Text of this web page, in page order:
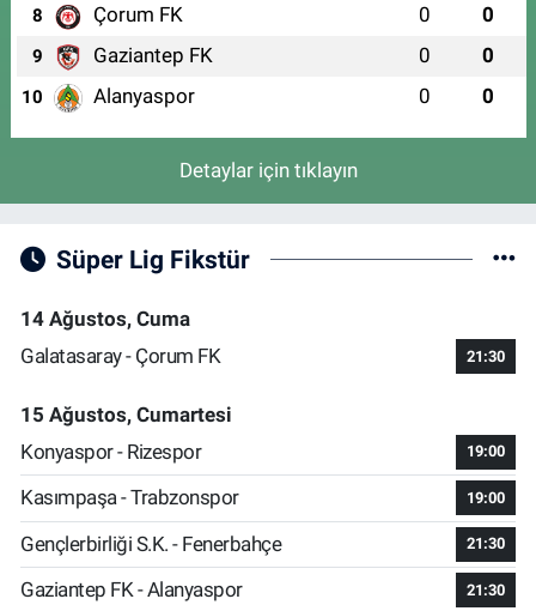
8 Çorum FK 0 0
9 Gaziantep FK 0 0
10 Alanyaspor 0 0
Detaylar için tıklayın
Süper Lig Fikstür
14 Ağustos, Cuma
Galatasaray - Çorum FK
21:30
15 Ağustos, Cumartesi
Konyaspor - Rizespor
19:00
Kasımpaşa - Trabzonspor 19:00
Gençlerbirliği S.K. - Fenerbahçe 21:30
Gaziantep FK - Alanyaspor 21:30